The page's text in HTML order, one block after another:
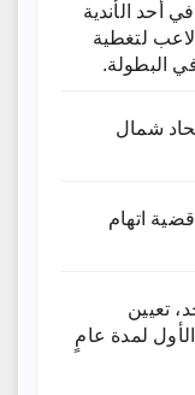
أحد الأندية
عن كل لاعب لتغطية
البطولة.
شمال
اتهام
تعيين
لمدة عامٍ